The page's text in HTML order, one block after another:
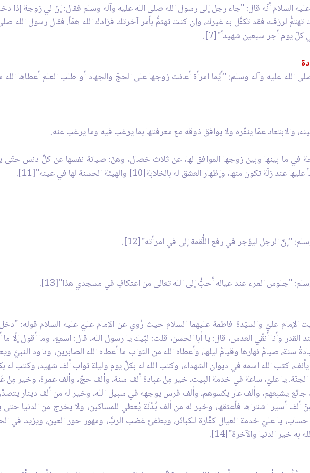
السلام أنّه قال: "جاء رجل إلى رسول الله صلى الله عليه وآله وسلم فقال: إنّ لي زوجة إذا
لرزقك فقد تكفَّل به غيرك، وإن كنت تهتمُّ بأمر آخرتك فزادك الله همّاً. فقال رسول الله
كلّ يوم أجر سبعين شهيداً"[7].
الله عليه وآله وسلم: "أيَّما امرأة أعانت زوجها على الحجّ والجهاد أو طلب العلم أعطاها
والابتعاد عمّا ينفّره ولا يوافق ذوقه مع معرفتها بما يرغب فيه وما يرغب عنه.
في ما بينها وبين زوجها الموافق لها، عن ثلاث خصال، وهنّ: صيانة نفسها عن كلِّ دنس حتّى
"إنّ الرجل ليؤجر في رفع اللُّقمة إلى في امرأته"[12].
"جلوس المرء عند عياله أحبُّ إلى الله تعالى من اعتكافٍ في مسجدي هذا"[13].
عليّ والسيّدة فاطمة عليهما السلام حيث رُوي عن الإمام عليّ عليه السلام قوله:
القدر وأنا أنقّي العدس، قال: يا أبا الحسن، قلت: لبّيك يا رسول الله، قال: اسمع، وما أقول إلّا
سنة، صيامُ نهارها وقيامُ ليلها، وأعطاه الله من الثواب ما أعطاه الله الصابرين، وداود
كتب الله اسمه في ديوان الشهداء، وكتب الله له بكلِّ يوم وليلة ثواب ألف شهيد، وكتب له
يا عليّ، ساعة في خدمة البيت، خير مِنْ عبادة ألف سنة، وألف حجّ، وألف عمرة، وخير مِنْ
يشبعهم، وألف عار يكسوهم، وألف فرس يوجهه في سبيل الله، وخير له من ألف دينار
ألف أسير اشتراها فأعتقها، وخير له من ألف بُدْنَة يُعطي للمساكين، ولا يخرج من الدنيا
يا عليّ خدمة العيال كفّارة للكبائر، ويطفئ غضب الربَّ، ومهور حور العين، ويزيد في
خير الدنيا والآخرة"[14].